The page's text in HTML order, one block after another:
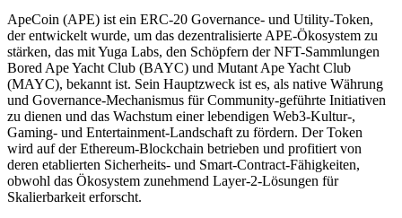
ApeCoin (APE) ist ein ERC-20 Governance- und Utility-Token,
der entwickelt wurde, um das dezentralisierte APE-Ökosystem zu
stärken, das mit Yuga Labs, den Schöpfern der NFT-Sammlungen
Bored Ape Yacht Club (BAYC) und Mutant Ape Yacht Club
(MAYC), bekannt ist. Sein Hauptzweck ist es, als native Währung
und Governance-Mechanismus für Community-geführte Initiativen
zu dienen und das Wachstum einer lebendigen Web3-Kultur-,
Gaming- und Entertainment-Landschaft zu fördern. Der Token
wird auf der Ethereum-Blockchain betrieben und profitiert von
deren etablierten Sicherheits- und Smart-Contract-Fähigkeiten,
obwohl das Ökosystem zunehmend Layer-2-Lösungen für
Skalierbarkeit erforscht.